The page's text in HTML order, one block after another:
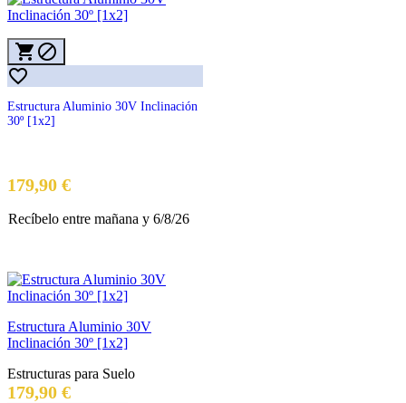
 

Estructura Aluminio 30V Inclinación
30º [1x2]
179,90 €Precio
Recíbelo entre mañana y 6/8/26
Estructura Aluminio 30V
Inclinación 30º [1x2]
Estructuras para Suelo
179,90 €Precio